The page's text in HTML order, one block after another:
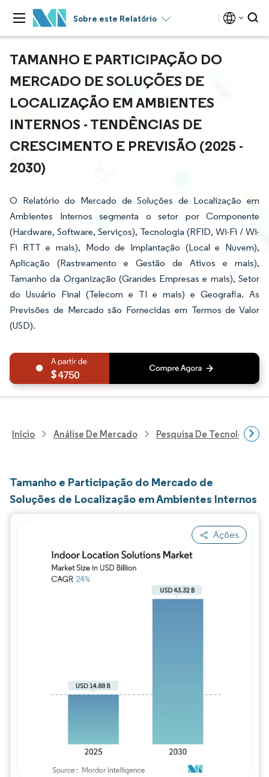
Sobre este Relatório
TAMANHO E PARTICIPAÇÃO DO
MERCADO DE SOLUÇÕES DE
LOCALIZAÇÃO EM AMBIENTES
INTERNOS - TENDÊNCIAS DE
CRESCIMENTO E PREVISÃO (2025 -
2030)
O Relatório do Mercado de Soluções de Localização em
Ambientes Internos segmenta o setor por Componente
(Hardware, Software, Serviços), Tecnologia (RFID, Wi-Fi / Wi-
Fi RTT e mais), Modo de Implantação (Local e Nuvem),
Aplicação (Rastreamento e Gestão de Ativos e mais),
Tamanho da Organização (Grandes Empresas e mais), Setor
do Usuário Final (Telecom e TI e mais) e Geografia. As
Previsões de Mercado são Fornecidas em Termos de Valor
(USD).
4750
Início Análise De Mercado Pesquisa De Tecnologia,
Tamanho e Participação do Mercado de
Soluções de Localização em Ambientes Internos
Ações